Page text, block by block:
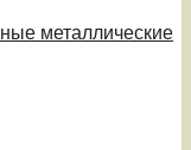
металлические